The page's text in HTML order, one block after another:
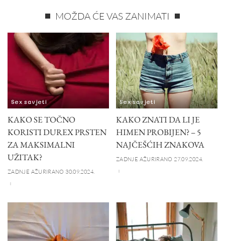
MOŽDA ĆE VAS ZANIMATI
Sex savjeti
KAKO SE TOČNO
KORISTI DUREX PRSTEN
ZA MAKSIMALNI
UŽITAK?
ZADNJE AŽURIRANO 30.09.2024.
Sex savjeti
KAKO ZNATI DA LI JE
HIMEN PROBIJEN? – 5
NAJČEŠĆIH ZNAKOVA
ZADNJE AŽURIRANO 27.09.2024.